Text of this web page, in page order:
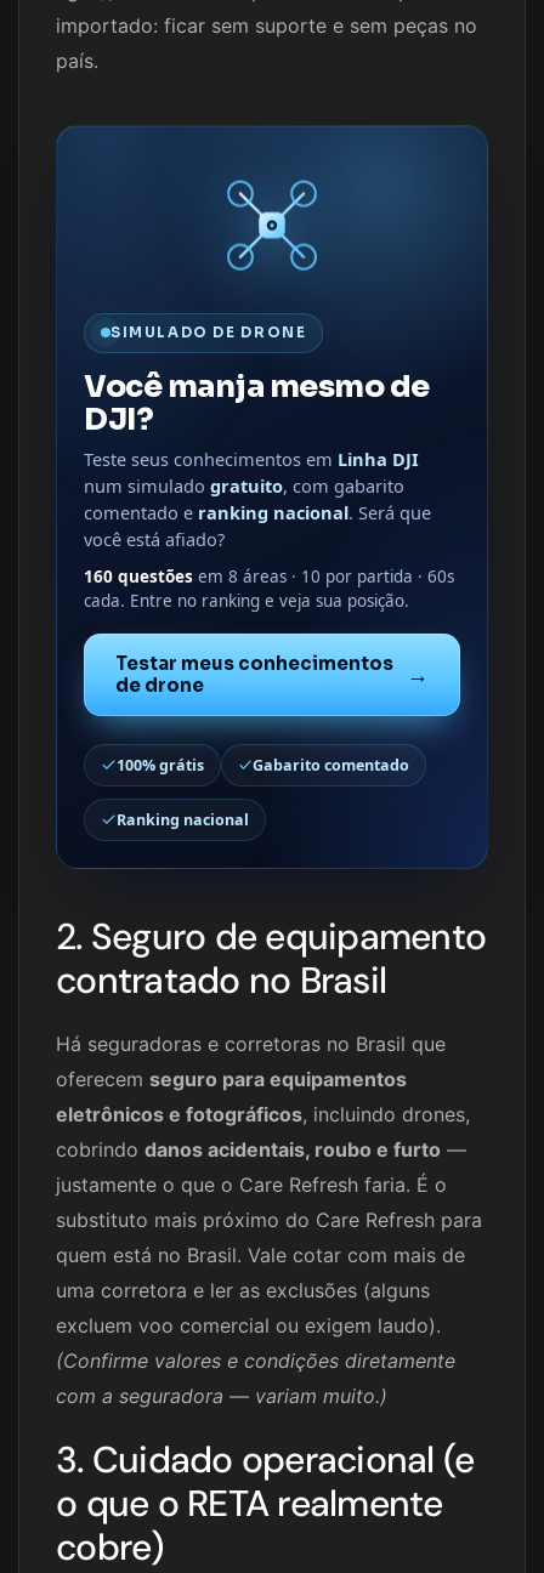
importado: ficar sem suporte e sem peças no
país.
SIMULADO DE DRONE
Você manja mesmo de
DJI?
Teste seus conhecimentos em Linha DJI
num simulado gratuito, com gabarito
comentado e ranking nacional. Será que
você está afiado?
160 questões em 8 áreas · 10 por partida · 60s
cada. Entre no ranking e veja sua posição.
Testar meus conhecimentos
de drone
→
100% grátis Gabarito comentado
Ranking nacional
2. Seguro de equipamento
contratado no Brasil
Há seguradoras e corretoras no Brasil que
oferecem seguro para equipamentos
eletrônicos e fotográficos, incluindo drones,
cobrindo danos acidentais, roubo e furto —
justamente o que o Care Refresh faria. É o
substituto mais próximo do Care Refresh para
quem está no Brasil. Vale cotar com mais de
uma corretora e ler as exclusões (alguns
excluem voo comercial ou exigem laudo).
(Confirme valores e condições diretamente
com a seguradora — variam muito.)
3. Cuidado operacional (e
o que o RETA realmente
cobre)